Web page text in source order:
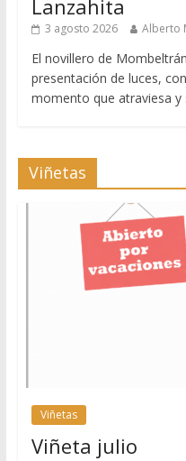
Lanzahita
3 agosto 2026 Alberto
El novillero de
presentación de luces,
momento que atraviesa y
Viñetas
Viñetas
Viñeta julio